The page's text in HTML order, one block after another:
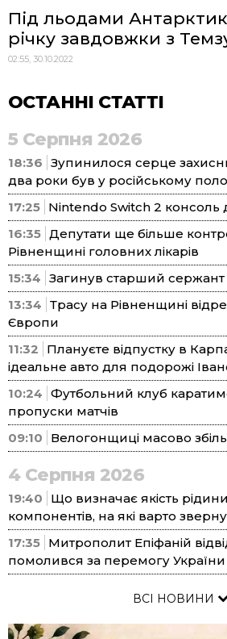
Під льодами
річку завдовжки з
02:55, 30.10.2022
ОСТАННІ СТАТТІ
5 Серпня 2026
18:36 Зупинилося серце
два роки був у російському
17:25 Nintendo Switch 2 консоль
16:35 Депутати ще більше
Рівненщині головних лікарів
15:34 Загинув старший сержант
13:34 Трасу на Рівненщині
Європи
11:32
Плануєте відпустку в
ідеальне авто для подорожі
10:24 Футбольний клуб
пропуски матчів
09:10
Велогонщиці масово
4 Серпня 2026
19:40
Що визначає якість
компонентів, на які варто
17:35 Митрополит Епіфаній
помолився за перемогу України
ВСІ НОВИНИ